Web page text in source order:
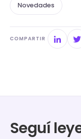
Novedades
COMPARTIR
Seguí